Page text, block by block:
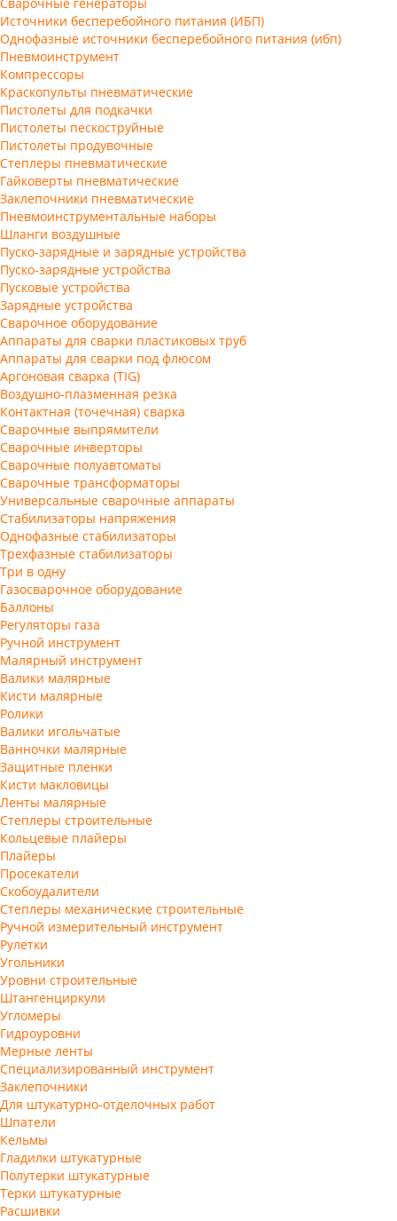
Источники бесперебойного питания (ИБП)
Однофазные источники бесперебойного питания (ибп)
Пневмоинструмент
Компрессоры
Краскопульты пневматические
Пистолеты для подкачки
Пистолеты пескоструйные
Пистолеты продувочные
Степлеры пневматические
Гайковерты пневматические
Заклепочники пневматические
Пневмоинструментальные наборы
Шланги воздушные
Пуско-зарядные и зарядные устройства
Пуско-зарядные устройства
Пусковые устройства
Зарядные устройства
Сварочное оборудование
Аппараты для сварки пластиковых труб
Аппараты для сварки под флюсом
Аргоновая сварка (TIG)
Воздушно-плазменная резка
Контактная (точечная) сварка
Сварочные выпрямители
Сварочные инверторы
Сварочные полуавтоматы
Сварочные трансформаторы
Универсальные сварочные аппараты
Стабилизаторы напряжения
Однофазные стабилизаторы
Трехфазные стабилизаторы
Три в одну
Газосварочное оборудование
Баллоны
Регуляторы газа
Ручной инструмент
Малярный инструмент
Валики малярные
Кисти малярные
Ролики
Валики игольчатые
Ванночки малярные
Защитные пленки
Кисти макловицы
Ленты малярные
Степлеры строительные
Кольцевые плайеры
Плайеры
Просекатели
Скобоудалители
Степлеры механические строительные
Ручной измерительный инструмент
Рулетки
Угольники
Уровни строительные
Штангенциркули
Угломеры
Гидроуровни
Мерные ленты
Специализированный инструмент
Заклепочники
Для штукатурно-отделочных работ
Шпатели
Кельмы
Гладилки штукатурные
Полутерки штукатурные
Терки штукатурные
Расшивки